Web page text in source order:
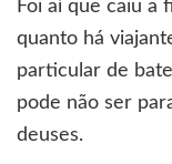
Foi aí que caiu a
quanto há
particular de
pode não ser
deuses.